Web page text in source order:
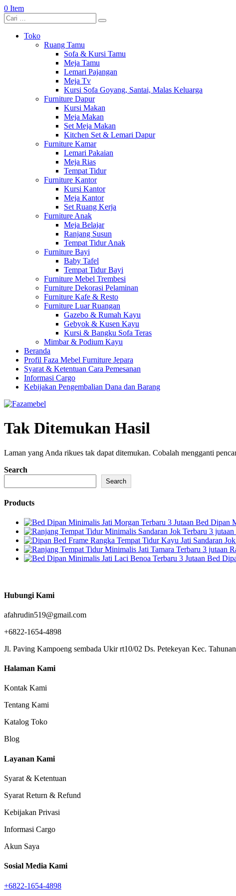
0 Item
Toko
Ruang Tamu
Sofa & Kursi Tamu
Meja Tamu
Lemari Pajangan
Meja Tv
Kursi Sofa Goyang, Santai, Malas Keluarga
Furniture Dapur
Kursi Makan
Meja Makan
Set Meja Makan
Kitchen Set & Lemari Dapur
Furniture Kamar
Lemari Pakaian
Meja Rias
Tempat Tidur
Furniture Kantor
Kursi Kantor
Meja Kantor
Set Ruang Kerja
Furniture Anak
Meja Belajar
Ranjang Susun
Tempat Tidur Anak
Furniture Bayi
Baby Tafel
Tempat Tidur Bayi
Furniture Mebel Trembesi
Furniture Dekorasi Pelaminan
Furniture Kafe & Resto
Furniture Luar Ruangan
Gazebo & Rumah Kayu
Gebyok & Kusen Kayu
Kursi & Bangku Sofa Teras
Mimbar & Podium Kayu
Beranda
Profil Faza Mebel Furniture Jepara
Syarat & Ketentuan Cara Pemesanan
Informasi Cargo
Kebijakan Pengembalian Dana dan Barang
Tak Ditemukan Hasil
Laman yang Anda rikues tak dapat ditemukan. Cobalah mengganti
Search
Search
Products
Bed Dipan
Bed
Hubungi Kami
afahrudin519@gmail.com
+6822-1654-4898
Jl. Paving Kampoeng sembada Ukir rt10/02 Ds. Petekeyan Kec.
Halaman Kami
Kontak Kami
Tentang Kami
Katalog Toko
Blog
Layanan Kami
Syarat & Ketentuan
Syarat Return & Refund
Kebijakan Privasi
Informasi Cargo
Akun Saya
Sosial Media Kami
+6822-1654-4898